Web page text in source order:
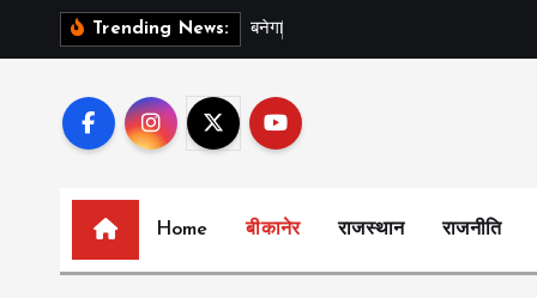
Trending News: बनग
Home बीकानेर राजस्थान राजनीति